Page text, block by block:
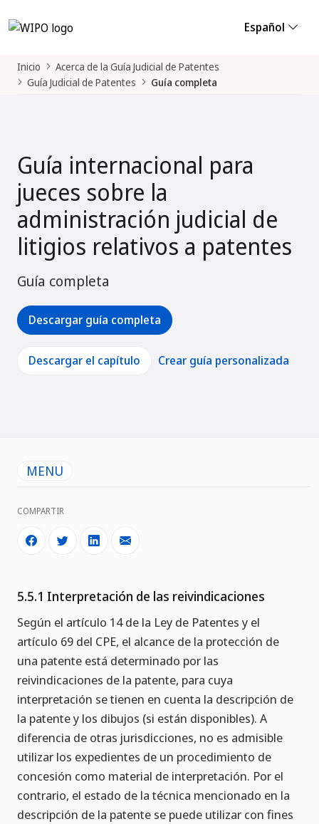
Español
Inicio
Acerca de la Guía Judicial de Patentes
Guía Judicial de Patentes
Guía completa
Guía internacional para
jueces sobre la
administración judicial de
litigios relativos a patentes
Guía completa
Descargar guía completa
Descargar el capítulo Crear guía personalizada
MENU
COMPARTIR
5.5.1 Interpretación de las reivindicaciones
Según el artículo 14 de la Ley de Patentes y el
artículo 69 del CPE, el alcance de la protección de
una patente está determinado por las
reivindicaciones de la patente, para cuya
interpretación se tienen en cuenta la descripción de
la patente y los dibujos (si están disponibles). A
diferencia de otras jurisdicciones, no es admisible
utilizar los expedientes de un procedimiento de
concesión como material de interpretación. Por el
contrario, el estado de la técnica mencionado en la
descripción de la patente se puede utilizar con fines